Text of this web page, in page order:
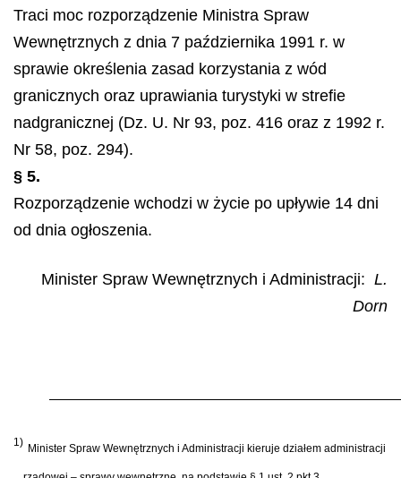
Traci moc rozporządzenie Ministra Spraw
Wewnętrznych z dnia 7 października 1991 r. w
sprawie określenia zasad korzystania z wód
granicznych oraz uprawiania turystyki w strefie
nadgranicznej (Dz. U. Nr 93, poz. 416 oraz z 1992 r.
Nr 58, poz. 294).
§ 5.
Rozporządzenie wchodzi w życie po upływie 14 dni
od dnia ogłoszenia.
Minister Spraw Wewnętrznych i Administracji: L.
Dorn
1) Minister Spraw Wewnętrznych i Administracji kieruje działem administracji